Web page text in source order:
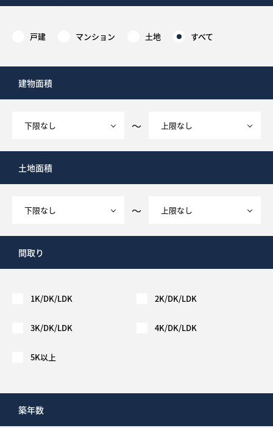
戸建 マンション 土地 すべて
建物面積
～
土地面積
～
間取り
1K/DK/LDK 2K/DK/LDK
3K/DK/LDK 4K/DK/LDK
5K以上
築年数